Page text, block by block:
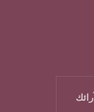
آرائك